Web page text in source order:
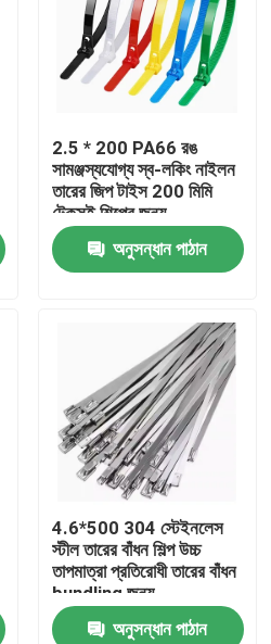
2.5 * 200 PA66 রঙ
সামঞ্জস্যযোগ্য স্ব-লকিং নাইলন
তারের জিপ টাইস 200 মিমি
টেকসই শিল্পের জন্য
অনুসন্ধান পাঠান
4.6*500 304 স্টেইনলেস
স্টীল তারের বাঁধন শিল্প উচ্চ
তাপমাত্রা প্রতিরোধী তারের বাঁধন
bundling জন্য
অনুসন্ধান পাঠান